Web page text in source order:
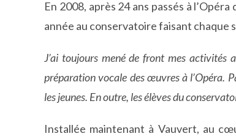
En 2008, après 24 ans passés à
année au conservatoire faisant chaque
J’ai toujours mené de front mes activités
préparation vocale des œuvres à l’Opéra.
les jeunes. En outre, les élèves du
Installée maintenant à Vauvert, au